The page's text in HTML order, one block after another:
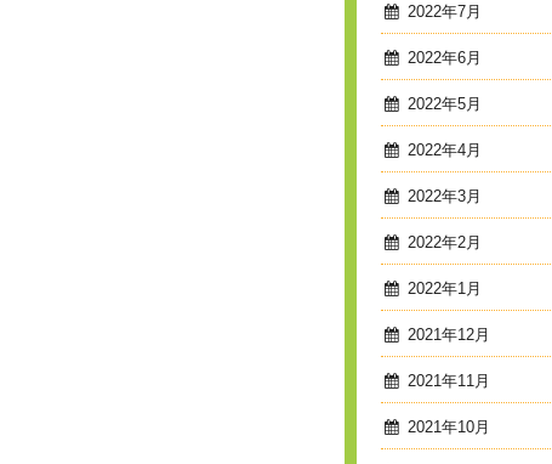
2022年7月
2022年6月
2022年5月
2022年4月
2022年3月
2022年2月
2022年1月
2021年12月
2021年11月
2021年10月